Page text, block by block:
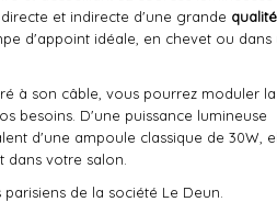
et indirecte d'une grande qualité
d'appoint idéale, en chevet ou dans
à son câble, vous pourrez moduler la
besoins. D'une puissance lumineuse
d'une ampoule classique de 30W,
votre salon.
parisiens de la société Le Deun.